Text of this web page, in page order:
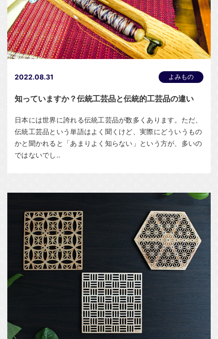
2022.08.31 よみもの
知っていますか？伝統工芸品と伝統的工芸品の違い
日本には世界に誇れる伝統工芸品が数多くあります。ただ、
伝統工芸品という単語はよく聞くけど、実際にどういうもの
かと聞かれると「あまりよく知らない」という方が、多いの
ではないでし‥